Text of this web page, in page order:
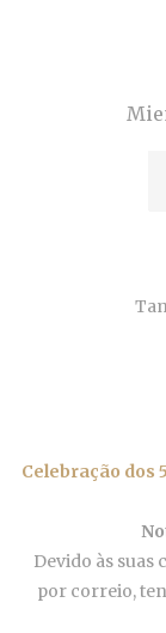
Celebração dos
Devido às suas
por correio,